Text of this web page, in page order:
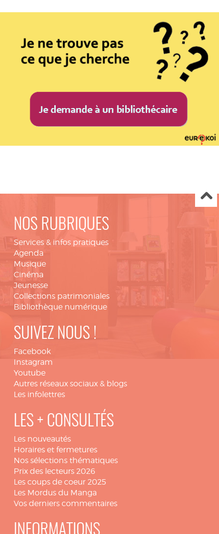
NOS RUBRIQUES
Services & infos pratiques
Agenda
Musique
Cinéma
Jeunesse
Collections patrimoniales
Bibliothèque numérique
SUIVEZ NOUS !
Facebook
Instagram
Youtube
Autres réseaux sociaux & blogs
Les infolettres
LES + CONSULTÉS
Les nouveautés
Horaires et fermetures
Nos sélections thématiques
Prix des lecteurs 2026
Les coups de coeur 2025
Les Mordus du Manga
Vos derniers commentaires